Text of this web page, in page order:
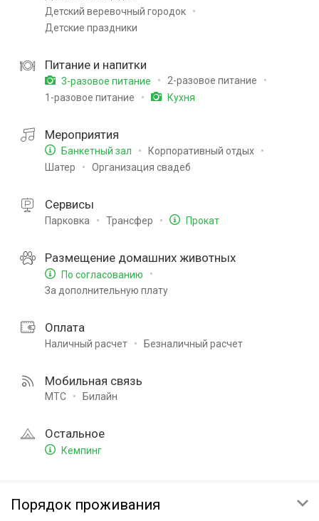
Детский веревочный городок
Детские праздники
Питание и напитки
3-разовое питание
2-разовое питание
1-разовое питание
Кухня
Мероприятия
Банкетный зал
Корпоративный отдых
Шатер
Организация свадеб
Сервисы
Парковка Трансфер Прокат
Размещение домашних животных
По согласованию
За дополнительную плату
Оплата
Наличный расчет Безналичный расчет
Мобильная связь
МТС Билайн
Остальное
Кемпинг
Порядок проживания